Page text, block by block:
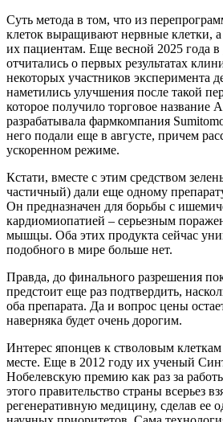
Суть метода в том, что из
клеток выращивают нервные клетки,
их пациентам. Еще весной 2025 года в
отчитались о первых результатах
некоторых участников эксперимента
наметились улучшения после такой
которое получило торговое название
разрабатывала фармкомпания
него подали еще в августе, причем
ускоренном режиме.
Кстати, вместе с этим средством
частичный) дали еще одному
Он предназначен для борьбы с
кардиомиопатией – серьезным
мышцы. Оба этих продукта сейчас
подобного в мире больше нет.
Правда, до финального разрешения
предстоит еще раз подтвердить,
оба препарата. Да и вопрос цены
наверняка будет очень дорогим.
Интерес японцев к стволовым
месте. Еще в 2012 году их ученый
Нобелевскую премию как раз за
этого правительство страны всерьез
регенеративную медицину, сделав ее